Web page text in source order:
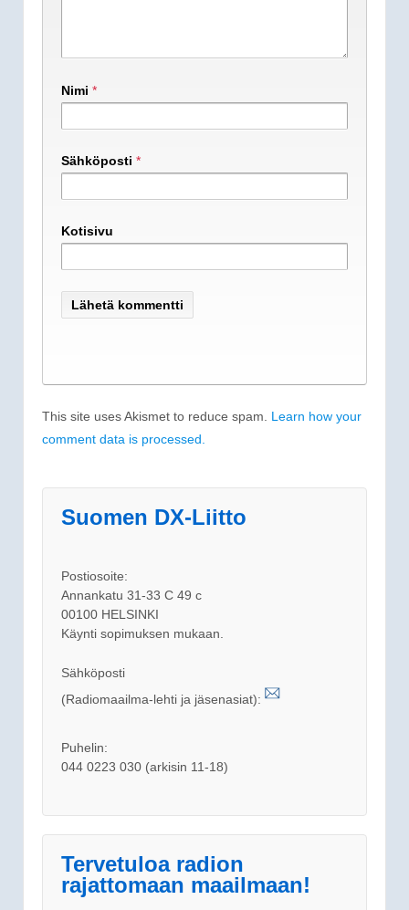
Nimi *
Sähköposti *
Kotisivu
This site uses Akismet to reduce spam. Learn how your
comment data is processed.
Suomen DX-Liitto
Postiosoite:
Annankatu 31-33 C 49 c
00100 HELSINKI
Käynti sopimuksen mukaan.
Sähköposti
(Radiomaailma-lehti ja jäsenasiat):
Puhelin:
044 0223 030 (arkisin 11-18)
Tervetuloa radion
rajattomaan maailmaan!